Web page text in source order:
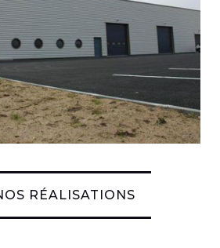
RÉALISATIONS